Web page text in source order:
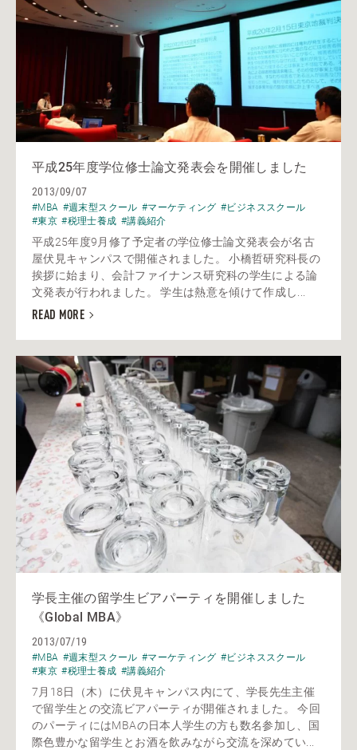
平成25年度学位修士論文発表会を開催しました
2013/09/07
#MBA #週末型スクール #マーケティング #ビジネススクール
#東京 #税理士養成 #講義紹介
平成25年度9月修了予定者の学位修士論文発表会が名古
屋伏見キャンパスで開催されました。 小橋哲研究科長の
挨拶に始まり、会計ファイナンス研究科の学生による論
文発表が行われました。 学生は熱意を傾けて作成し...
READ MORE
学長主催の留学生ビアパーティを開催しました
《Global MBA》
2013/07/19
#MBA #週末型スクール #マーケティング #ビジネススクール
#東京 #税理士養成 #講義紹介
7月18日（木）に伏見キャンパス内にて、学長先生主催
で留学生との交流ビアパーティが開催されました。 今回
のパーティにはMBAの日本人学生の方も数名参加し、国
際色豊かな留学生とお酒を飲みながら交流を深めてい...